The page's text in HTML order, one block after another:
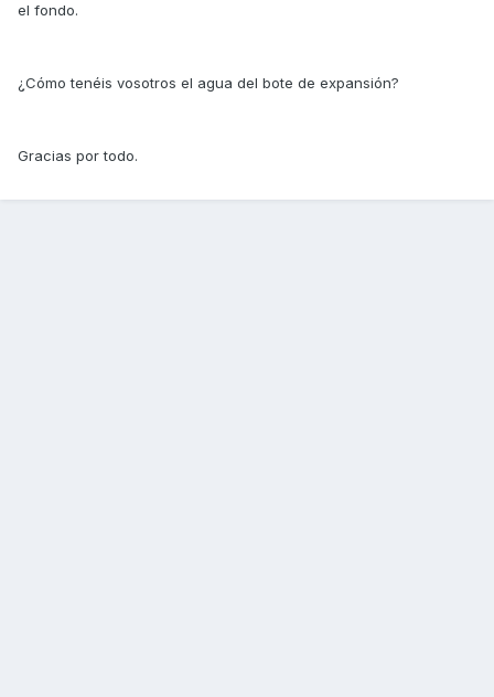
el fondo.
¿Cómo tenéis vosotros el agua del bote de expansión?
Gracias por todo.